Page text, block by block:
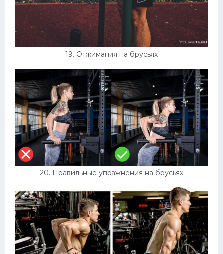
19. Отжимания на брусьях
20. Правильные упражнения на брусьях